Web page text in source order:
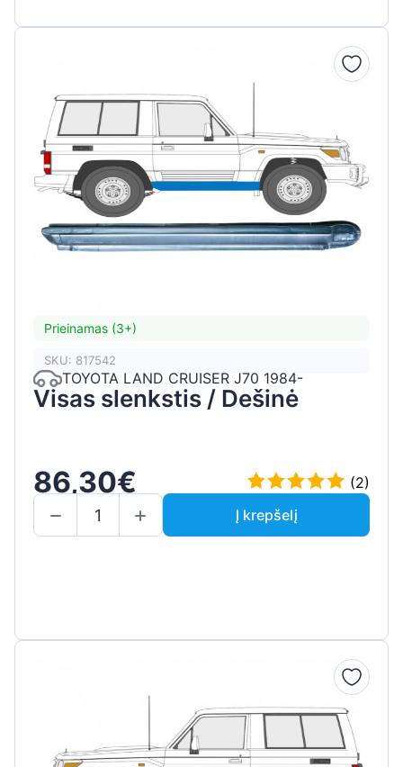
Prieinamas (3+)
SKU: 817542
TOYOTA LAND CRUISER J70 1984-
Visas slenkstis / Dešinė
86,30€
(2)
Į krepšelį